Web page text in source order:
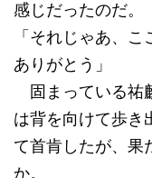
感じだったのだ。
「それじゃあ、
ありがとう」
固まっている祐
は背を向けて歩き
て首肯したが、果
か。